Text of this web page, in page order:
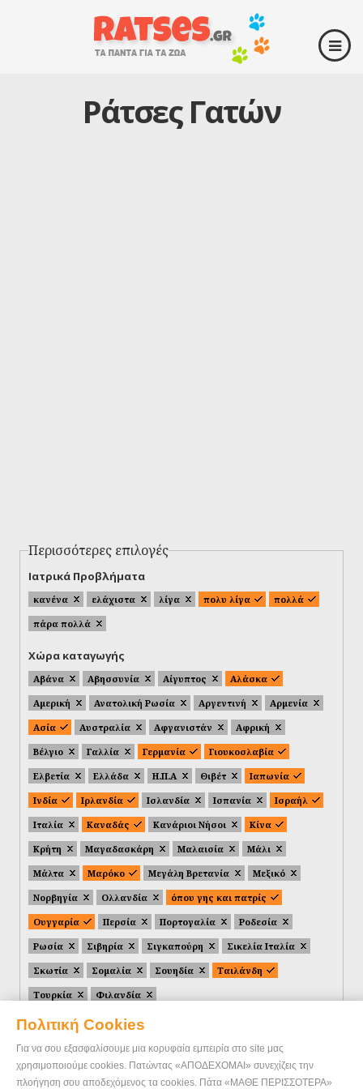
Πολιτική Cookies
Για να σου εξασφαλίσουμε μια κορυφαία εμπειρία στο site μας
χρησιμοποιούμε cookies. Πατώντας «ΑΠΟΔΕΧΟΜΑΙ» συνεχίζεις την
πλοήγηση σου αποδεχόμενος τα cookies. Πάτα «ΜΑΘΕ ΠΕΡΙΣΣΟΤΕΡΑ»
Ράτσες Γατών
Περισσότερες επιλογές
Ιατρικά Προβλήματα
κανένα ελάχιστα λίγα πολυ λίγα
πολλά
πάρα πολλά
Χώρα καταγωγής
Αβάνα Αβησσυνία Αίγυπτος
Αλάσκα
Αμερική
Ανατολική Ρωσία Αργεντινή
Αρμενία
Ασία
Αυστραλία Αφγανιστάν
Αφρική
Βέλγιο
Γαλλία Γερμανία
Γιουκοσλαβία
Ελβετία
Ελλάδα Η.Π.Α Θιβέτ
Ιαπωνία
Ινδία
Ιρλανδία Ισλανδία Ισπανία
Ισραήλ
Ιταλία
Καναδάς Κανάριοι Νήσοι
Κίνα
Κρήτη
Μαγαδασκάρη Μαλαισία
Μάλι
Μάλτα
Μαρόκο Μεγάλη Βρετανία
Μεξικό
Νορβηγία
Ολλανδία
όπου γης και πατρίς
Ουγγαρία
Περσία Πορτογαλία
Ροδεσία
Ρωσία
Σιβηρία Σιγκαπούρη
Σικελία Ιταλία
Σκωτία
Σομαλία Σουηδία
Ταιλάνδη
Τουρκία
Φιλανδία